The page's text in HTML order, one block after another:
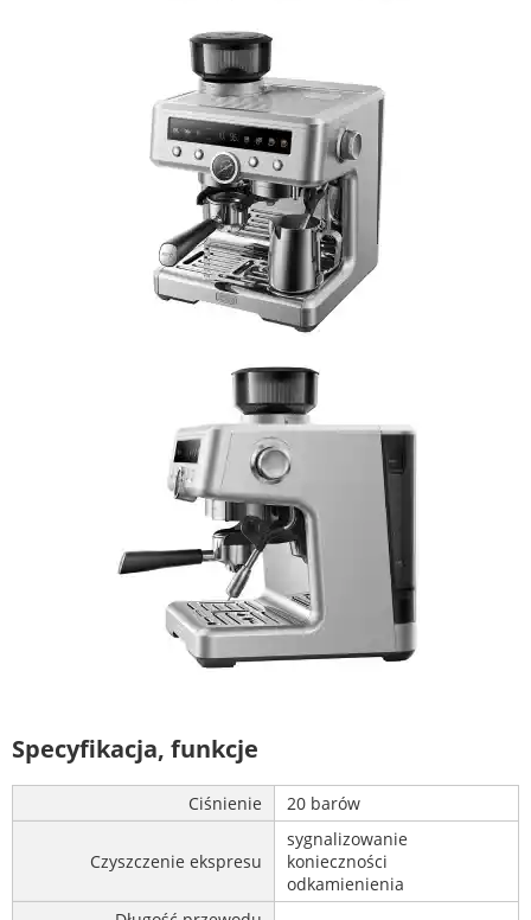
Specyfikacja, funkcje
Ciśnienie 20 barów
Czyszczenie ekspresu
sygnalizowanie
konieczności
odkamienienia